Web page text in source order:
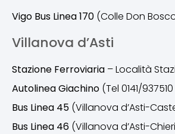
Vigo Bus Linea 170 (Colle Don
Villanova d’Asti
Stazione Ferroviaria – Località
Autolinea Giachino (Tel 0141/
Bus Linea 45 (Villanova d’Asti-
Bus Linea 46 (Villanova d’Asti-